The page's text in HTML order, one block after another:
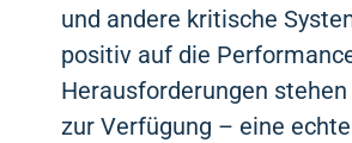
und andere kritische
positiv auf die
Herausforderungen
zur Verfügung – eine